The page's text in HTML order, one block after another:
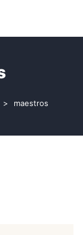
> maestros